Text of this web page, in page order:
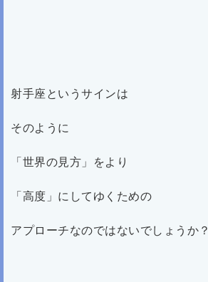
射手座というサインは
そのように
「世界の見方」をより
「高度」にしてゆくための
アプローチなのではないでしょうか？